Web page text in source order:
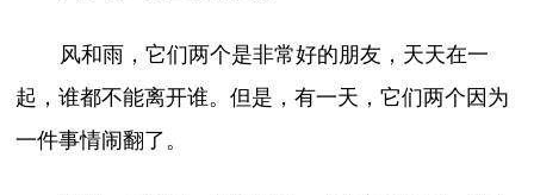
风和雨，它们两个是非常好的朋友，天天在一
起，谁都不能离开谁。但是，有一天，它们两个因为
一件事情闹翻了。